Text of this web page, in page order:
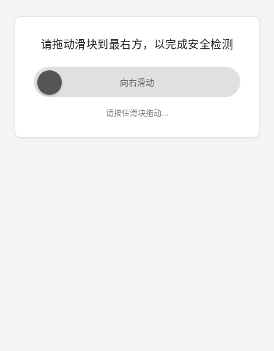
请拖动滑块到最右方，以完成安全检测
向右滑动
请按住滑块拖动...